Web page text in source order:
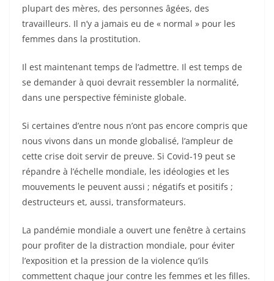
plupart des mères, des personnes âgées, des
travailleurs. Il n’y a jamais eu de « normal » pour les
femmes dans la prostitution.
Il est maintenant temps de l’admettre. Il est temps de
se demander à quoi devrait ressembler la normalité,
dans une perspective féministe globale.
Si certaines d’entre nous n’ont pas encore compris que
nous vivons dans un monde globalisé, l’ampleur de
cette crise doit servir de preuve. Si Covid-19 peut se
répandre à l’échelle mondiale, les idéologies et les
mouvements le peuvent aussi ; négatifs et positifs ;
destructeurs et, aussi, transformateurs.
La pandémie mondiale a ouvert une fenêtre à certains
pour profiter de la distraction mondiale, pour éviter
l’exposition et la pression de la violence qu’ils
commettent chaque jour contre les femmes et les filles.